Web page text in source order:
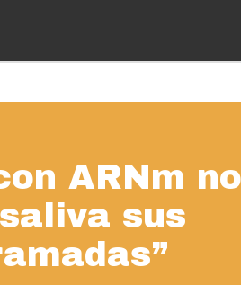
ARNm no
sus